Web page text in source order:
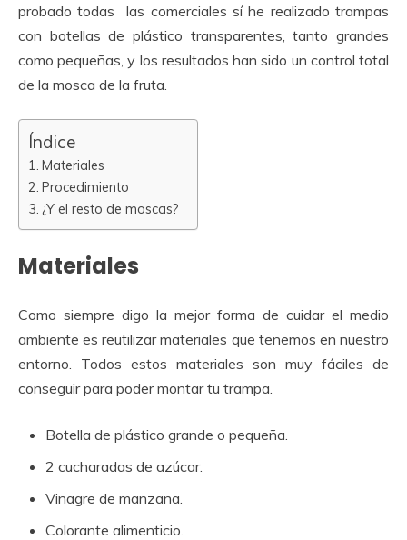
probado todas las comerciales sí he realizado trampas
con botellas de plástico transparentes, tanto grandes
como pequeñas, y los resultados han sido un control total
de la mosca de la fruta.
Índice
Materiales
Procedimiento
¿Y el resto de moscas?
Materiales
Como siempre digo la mejor forma de cuidar el medio
ambiente es reutilizar materiales que tenemos en nuestro
entorno. Todos estos materiales son muy fáciles de
conseguir para poder montar tu trampa.
Botella de plástico grande o pequeña.
2 cucharadas de azúcar.
Vinagre de manzana.
Colorante alimenticio.